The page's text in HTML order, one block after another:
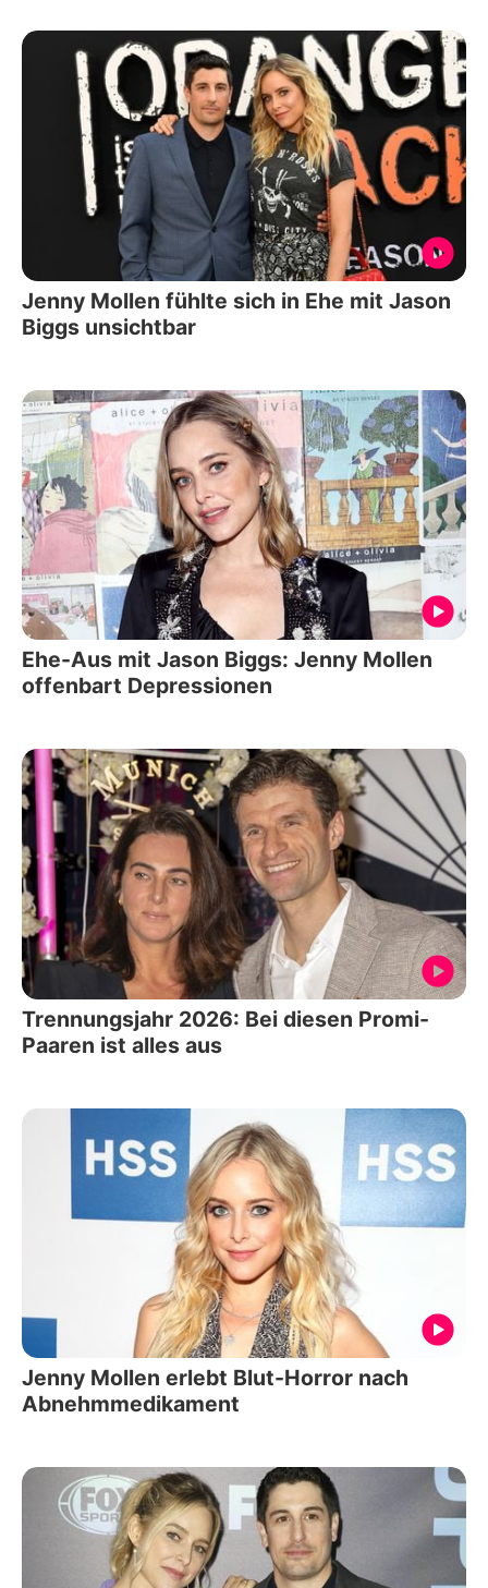
Jenny Mollen fühlte sich in Ehe mit Jason
Biggs unsichtbar
Ehe-Aus mit Jason Biggs: Jenny Mollen
offenbart Depressionen
Trennungsjahr 2026: Bei diesen Promi-
Paaren ist alles aus
Jenny Mollen erlebt Blut-Horror nach
Abnehmmedikament